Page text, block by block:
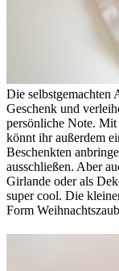
Die selbstgemachten
Geschenk und
persönliche Note. Mit
könnt ihr außerdem
Beschenkten
ausschließen. Aber
Girlande oder als
super cool. Die
Form